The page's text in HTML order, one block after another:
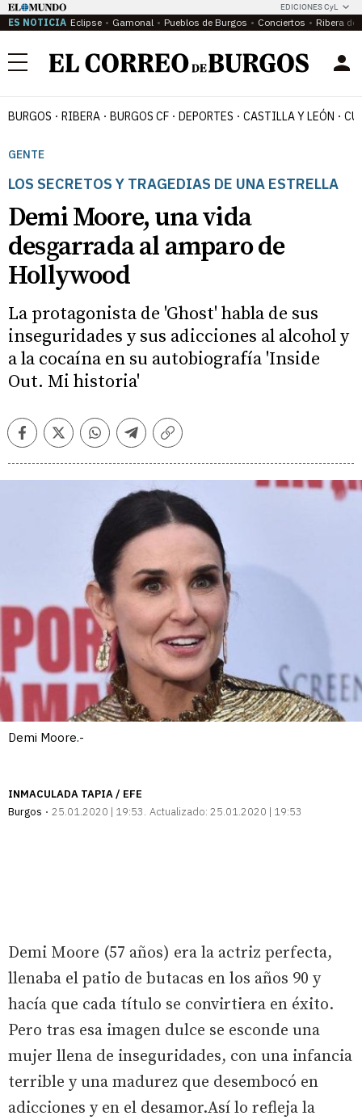
EDICIONES CyL
ES NOTICIA Eclipse Gamonal Pueblos de Burgos Conciertos Ribera del
Menú
BURGOS RIBERA BURGOS CF DEPORTES CASTILLA Y LEÓN
GENTE
LOS SECRETOS Y TRAGEDIAS DE UNA ESTRELLA
Demi Moore, una vida
desgarrada al amparo de
Hollywood
La protagonista de 'Ghost' habla de sus
inseguridades y sus adicciones al alcohol y
a la cocaína en su autobiografía 'Inside
Out. Mi historia'
FacebookTwitterWhatsappTelegramCopiar
Demi Moore.-
INMACULADA TAPIA / EFE
Burgos
25.01.2020 | 19:53 Actualizado: 25.01.2020 | 19:53
Demi Moore (57 años) era la actriz perfecta,
llenaba el patio de butacas en los años 90 y
hacía que cada título se convirtiera en éxito.
Pero tras esa imagen dulce se esconde una
mujer llena de inseguridades, con una infancia
terrible y una madurez que desembocó en
adicciones y en el desamor.Así lo refleja la